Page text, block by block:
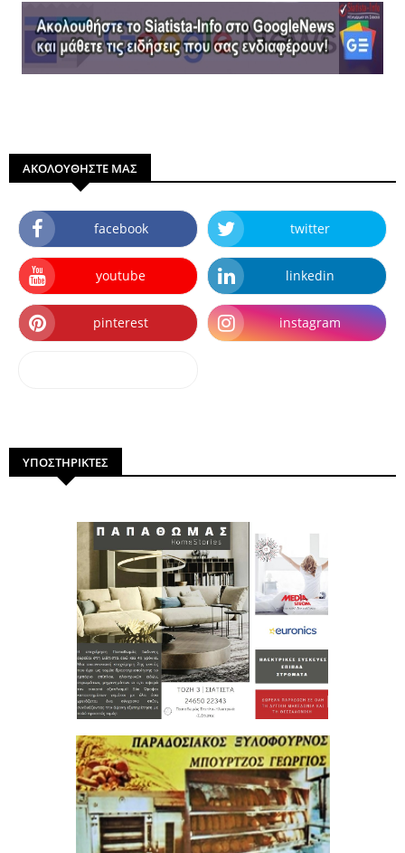
ΑΚΟΛΟΥΘΗΣΤΕ ΜΑΣ
facebook twitter
youtube linkedin
pinterest instagram
ΥΠΟΣΤΗΡΙΚΤΕΣ